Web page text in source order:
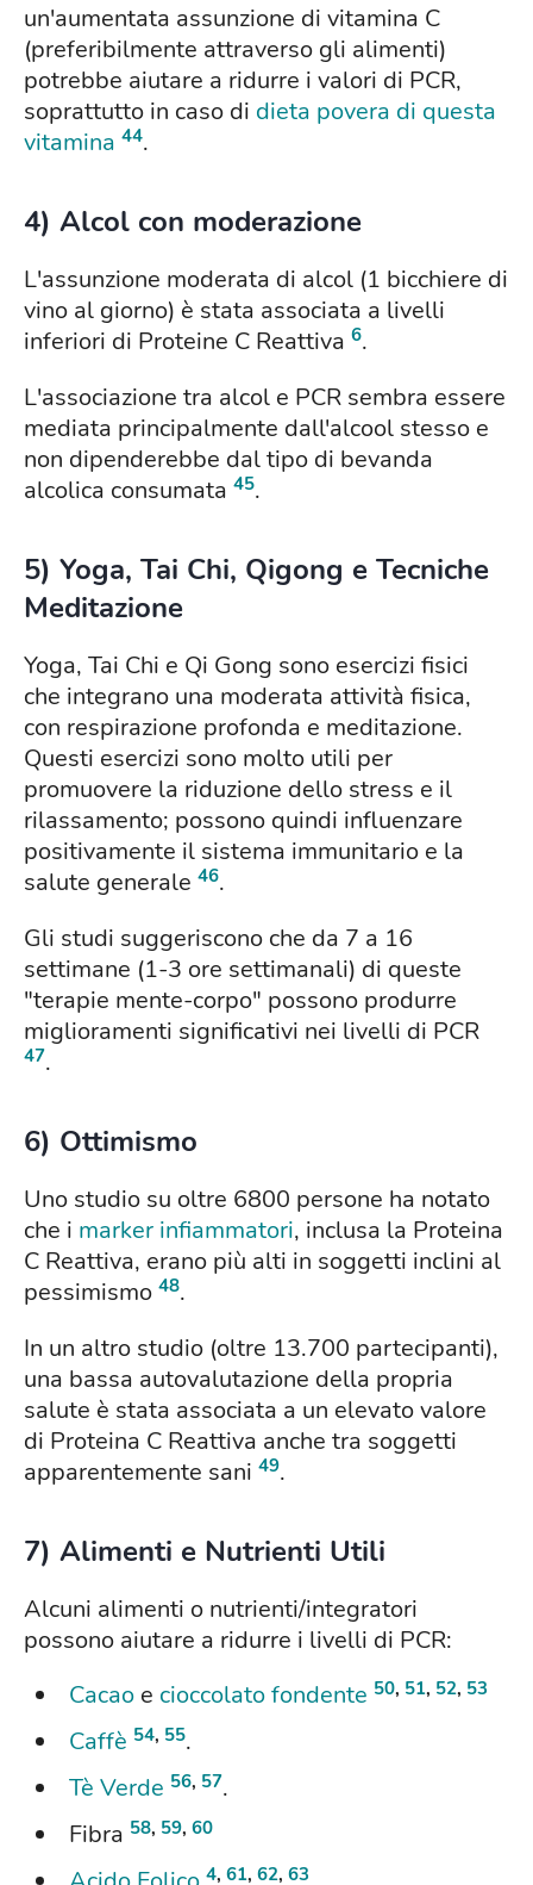
un'aumentata assunzione di vitamina C
(preferibilmente attraverso gli alimenti)
potrebbe aiutare a ridurre i valori di PCR,
soprattutto in caso di dieta povera di questa
vitamina 44.
4) Alcol con moderazione
L'assunzione moderata di alcol (1 bicchiere di
vino al giorno) è stata associata a livelli
inferiori di Proteine C Reattiva 6.
L'associazione tra alcol e PCR sembra essere
mediata principalmente dall'alcool stesso e
non dipenderebbe dal tipo di bevanda
alcolica consumata 45.
5) Yoga, Tai Chi, Qigong e Tecniche
Meditazione
Yoga, Tai Chi e Qi Gong sono esercizi fisici
che integrano una moderata attività fisica,
con respirazione profonda e meditazione.
Questi esercizi sono molto utili per
promuovere la riduzione dello stress e il
rilassamento; possono quindi influenzare
positivamente il sistema immunitario e la
salute generale 46.
Gli studi suggeriscono che da 7 a 16
settimane (1-3 ore settimanali) di queste
"terapie mente-corpo" possono produrre
miglioramenti significativi nei livelli di PCR
47.
6) Ottimismo
Uno studio su oltre 6800 persone ha notato
che i marker infiammatori, inclusa la Proteina
C Reattiva, erano più alti in soggetti inclini al
pessimismo 48.
In un altro studio (oltre 13.700 partecipanti),
una bassa autovalutazione della propria
salute è stata associata a un elevato valore
di Proteina C Reattiva anche tra soggetti
apparentemente sani 49.
7) Alimenti e Nutrienti Utili
Alcuni alimenti o nutrienti/integratori
possono aiutare a ridurre i livelli di PCR:
Cacao e cioccolato fondente 50, 51, 52, 53
Caffè 54, 55.
Tè Verde 56, 57.
Fibra 58, 59, 60
4, 61, 62, 63